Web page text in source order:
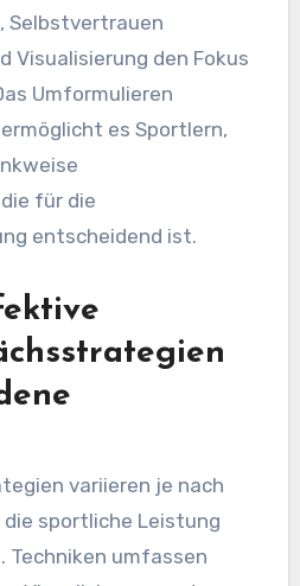
Selbstvertrauen
Visualisierung den Fokus
Umformulieren
es Sportlern,
für die
entscheidend ist.
variieren je nach
sportliche Leistung
Techniken umfassen